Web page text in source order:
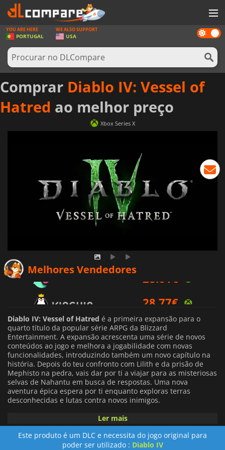
JOGOS
GAME CARDS
SOFTWARE
REWARDS
HARDWARE
Dark
mode
YOU ARE HERE
PORTUGAL
WE ALSO SUPPORT
USA
Comprar Diablo IV: Vessel of
Hatred ao melhor preço
Xbox Series X
Melhores Vendedores
46.99€
Diablo IV: Vessel of Hatred é a primeira expansão para o
quarto título da popular série ARPG da Blizzard
Entertainment. A expansão acrescenta uma série de novos
conteúdos ao jogo e melhora a jogabilidade com novas
funcionalidades, introduzindo também um novo capítulo na
história. Depois do teu confronto com Lilith e da prisão de
Mephisto na pedra, vais dar por ti a viajar para as misteriosas
selvas de Nahantu em busca de respostas. Uma nova
aventura épica espera por ti enquanto exploras terras
desconhecidas e lutas contra novos inimigos.
Diablo IV: Vessel of Hatredintroduz uma nova classe jogável,
os Spiritborn. Esses bravos guerreiros abraçam os espíritos
etéreos ligados a uma antiga civilização há muito tempo
perdida, cujos segredos estão nas profundezas da selva. A
Ler mais
Este produto é um DLC e necessita do jogo original para
poder ser utilizado : Diablo IV